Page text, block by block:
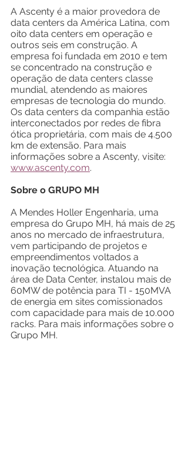
A Ascenty é a maior provedora de
data centers da América Latina, com
oito data centers em operação e
outros seis em construção. A
empresa foi fundada em 2010 e tem
se concentrado na construção e
operação de data centers classe
mundial, atendendo as maiores
empresas de tecnologia do mundo.
Os data centers da companhia estão
interconectados por redes de fibra
ótica proprietária, com mais de 4.500
km de extensão. Para mais
informações sobre a Ascenty, visite:
www.ascenty.com.
Sobre o GRUPO MH
A Mendes Holler Engenharia, uma
empresa do Grupo MH, há mais de 25
anos no mercado de infraestrutura,
vem participando de projetos e
empreendimentos voltados a
inovação tecnológica. Atuando na
área de Data Center, instalou mais de
60MW de potência para TI - 150MVA
de energia em sites comissionados
com capacidade para mais de 10.000
racks. Para mais informações sobre o
Grupo MH.